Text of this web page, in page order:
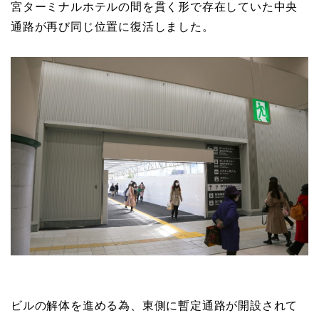
宮ターミナルホテルの間を貫く形で存在していた中央
通路が再び同じ位置に復活しました。
ビルの解体を進める為、東側に暫定通路が開設されて